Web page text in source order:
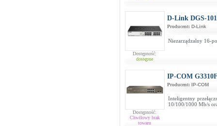
Dostępność:
dostępne
D-Link DGS-
Producent: D-Link
Niezarządzalny 16-
Dostępność:
Chwilowy brak
towaru
IP-COM
Producent: IP-COM
Inteligentny
10/100/1000 Mb/s